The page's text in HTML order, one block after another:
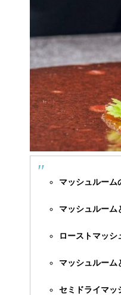
マッシュルーム
マッシュルーム
ローストマッ
マッシュルーム
セミドライマッ